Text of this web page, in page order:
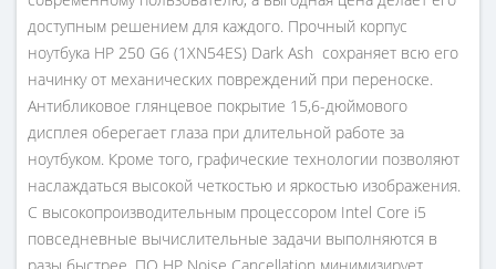
доступным решением для каждого. Прочный корпус
ноутбука HP 250 G6 (1XN54ES) Dark Ash сохраняет всю его
начинку от механических повреждений при переноске.
Антибликовое глянцевое покрытие 15,6-дюймового
дисплея оберегает глаза при длительной работе за
ноутбуком. Кроме того, графические технологии позволяют
наслаждаться высокой четкостью и яркостью изображения.
С высокопроизводительным процессором Intel Core i5
повседневные вычислительные задачи выполняются в
разы быстрее. ПО HP Noise Cancellation минимизирует